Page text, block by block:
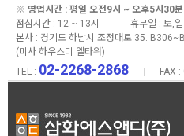
※ 영업시간 : 평일 오전9시 ~ 오후5시30분
점심시간 : 12 ~ 13시
휴무일 : 토,
본사 : 경기도 하남시 조정대로 35.
(미사 하우스디 엘타워)
TEL : 02-2268-2868 FAX